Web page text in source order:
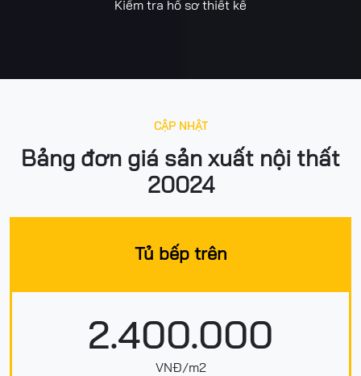
Kiểm tra hồ sơ thiết kế
CẬP NHẬT
Bảng đơn giá sản xuất nội thất
20024
Tủ bếp trên
2.400.000
VNĐ/m2